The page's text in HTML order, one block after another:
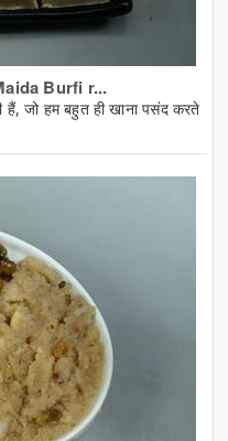
Maida Burfi r...
हैं, जो हम बहुत ही खाना पसंद करते